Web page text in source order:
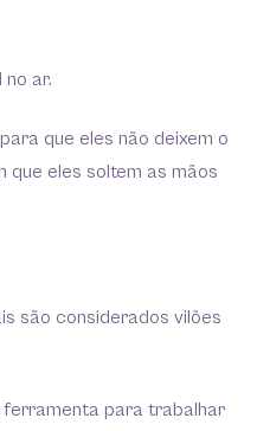
no ar.
que eles não deixem o
que eles soltem as mãos
são considerados vilões
ferramenta para trabalhar